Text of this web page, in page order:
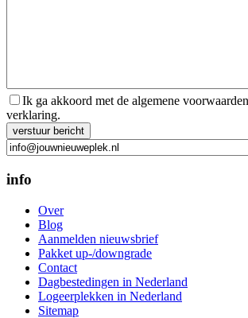
Ik ga akkoord met de algemene
verklaring.
Gelieve dit veld leeg te laten.
info
Over
Blog
Aanmelden nieuwsbrief
Pakket up-/downgrade
Contact
Dagbestedingen in Nederland
Logeerplekken in Nederland
Sitemap